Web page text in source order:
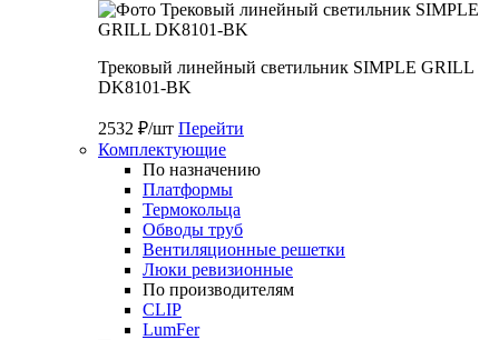
Трековый линейный светильник SIMPLE GRILL
DK8101-BK
2532 ₽/шт Перейти
Комплектующие
По назначению
Платформы
Термокольца
Обводы труб
Вентиляционные решетки
Люки ревизионные
По производителям
CLIP
LumFer